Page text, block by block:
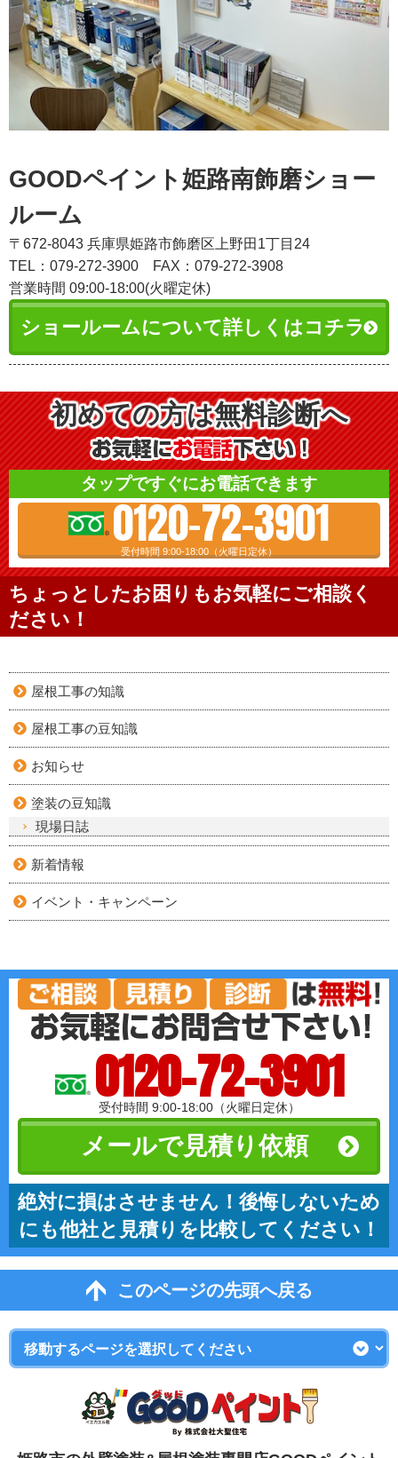
GOODペイント姫路南飾磨ショー
ルーム
〒672-8043 兵庫県姫路市飾磨区上野田1丁目24
TEL：079-272-3900
FAX：079-272-3908
営業時間 09:00-18:00(火曜定休)
ショールームについて詳しくはコチラ
初めての方は無料診断へ
タップですぐにお電話できます
0120-72-3901
受付時間 9:00-18:00（火曜日定休）
ちょっとしたお困りもお気軽にご相談く
ださい！
屋根工事の知識
屋根工事の豆知識
お知らせ
塗装の豆知識
現場日誌
新着情報
イベント・キャンペーン
0120-72-3901
受付時間 9:00-18:00（火曜日定休）
メールで見積り依頼
絶対に損はさせません！後悔しないため
にも他社と見積りを比較してください！
このページの先頭へ戻る